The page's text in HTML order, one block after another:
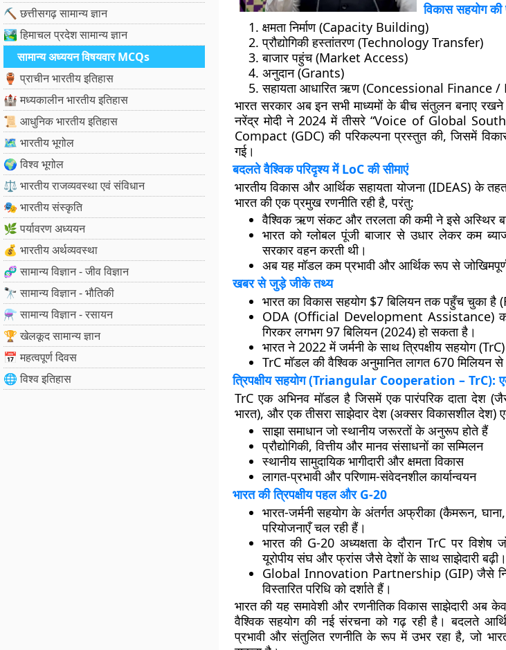
⛏️ छत्तीसगढ़ सामान्य ज्ञान
🏞️ हिमाचल प्रदेश सामान्य ज्ञान
सामान्य अध्ययन विषयवार MCQs
🏺 प्राचीन भारतीय इतिहास
🏰 मध्यकालीन भारतीय इतिहास
📜 आधुनिक भारतीय इतिहास
🗺️ भारतीय भूगोल
🌍 विश्व भूगोल
⚖️ भारतीय राजव्यवस्था एवं संविधान
🎭 भारतीय संस्कृति
🌿 पर्यावरण अध्ययन
💰 भारतीय अर्थव्यवस्था
🧬 सामान्य विज्ञान - जीव विज्ञान
🔭 सामान्य विज्ञान - भौतिकी
⚗️ सामान्य विज्ञान - रसायन
🏆 खेलकूद सामान्य ज्ञान
📅 महत्वपूर्ण दिवस
🌐 विश्व इतिहास
विकास सहयोग
क्षमता निर्माण (Capacity Building)
प्रौद्योगिकी हस्तांतरण (Technology Transfer)
बाजार पहुंच (Market Access)
अनुदान (Grants)
सहायता आधारित ऋण (Concessional Finance /
भारत सरकार अब इन सभी माध्यमों के बीचसंतुलन बनाए रखने
नरेंद्र मोदी ने 2024 में तीसरे “Voice of Global
Compact (GDC) की परिकल्पना प्रस्तुत की, जिसमें
गई।
बदलते वैश्विक परिदृश्य में LoC की सीमाएं
भारतीय विकास और आर्थिक सहायता योजना (IDEAS) के
भारत की एक प्रमुख रणनीति रही है, परंतु:
वैश्विक ऋण संकट और तरलता की कमीने इसे अस्थिर
भारत को ग्लोबल पूंजी बाजार से उधार लेकर कम
सरकार वहन करती थी।
अब यह मॉडलकम प्रभावी और आर्थिक रूप से
खबर से जुड़े जीके तथ्य
भारत का विकास सहयोग$7 बिलियन तक पहुँच चुका है
ODA (Official Development Assistance)
गिरकर लगभग 97 बिलियन (2024)हो सकता है।
भारत ने2022 में जर्मनी के साथत्रिपक्षीय सहयोग
TrC मॉडल की वैश्विक अनुमानित लागत 670 मिलियन
त्रिपक्षीय सहयोग (Triangular Cooperation – TrC): एक
TrC एक अभिनव मॉडल हैजिसमें एक पारंपरिक दाता देश
भारत), और एक तीसरा साझेदार देश (अक्सर विकासशील देश)
साझा समाधानजो स्थानीय जरूरतों के अनुरूप होते हैं
प्रौद्योगिकी, वित्तीय और मानव संसाधनों का सम्मिलन
स्थानीय सामुदायिक भागीदारीऔर क्षमता विकास
लागत-प्रभावी और परिणाम-संवेदनशील कार्यान्वयन
भारत की त्रिपक्षीय पहल और G-20
भारत-जर्मनी सहयोग के अंतर्गत अफ्रीका (कैमरून,
परियोजनाएँ चल रही हैं।
भारत की G-20 अध्यक्षता के दौरान TrC पर विशेष
यूरोपीय संघ और फ्रांस जैसे देशों के साथ साझेदारी बढ़ी।
Global Innovation Partnership (GIP)जैसे
विस्तारित परिधि को दर्शाते हैं।
भारत की यह समावेशी और रणनीतिक विकास साझेदारी
वैश्विक सहयोग की नई संरचना को गढ़ रही है। बदलते
प्रभावी और संतुलितरणनीति के रूप में उभर रहा है, जो